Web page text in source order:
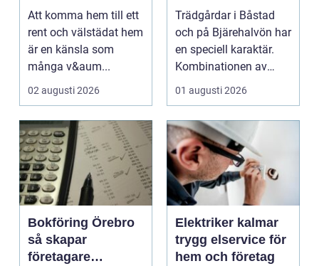
Att komma hem till ett
rent och välstädat hem
är en känsla som
många v&aum...
02 augusti 2026
vacker trädgård på
bjäre
Trädgårdar i Båstad
och på Bjärehalvön har
en speciell karaktär.
Kombinationen av
närheten till have...
01 augusti 2026
Bokföring Örebro
så skapar
företagare
Elektriker kalmar
trygg elservice för
hem och företag